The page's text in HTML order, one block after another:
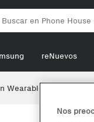
reNuevos
Wearables
Nos